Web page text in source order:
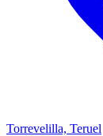
Torrevelilla, Teruel